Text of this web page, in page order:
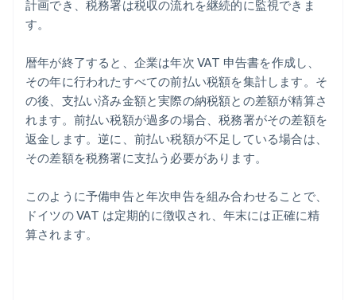
計画でき、税務署は税収の流れを継続的に監視できま
す。
暦年が終了すると、企業は年次 VAT 申告書を作成し、
その年に行われたすべての前払い税額を集計します。そ
の後、支払い済み金額と実際の納税額との差額が精算さ
れます。前払い税額が過多の場合、税務署がその差額を
返金します。逆に、前払い税額が不足している場合は、
その差額を税務署に支払う必要があります。
このように予備申告と年次申告を組み合わせることで、
ドイツの VAT は定期的に徴収され、年末には正確に精
算されます。